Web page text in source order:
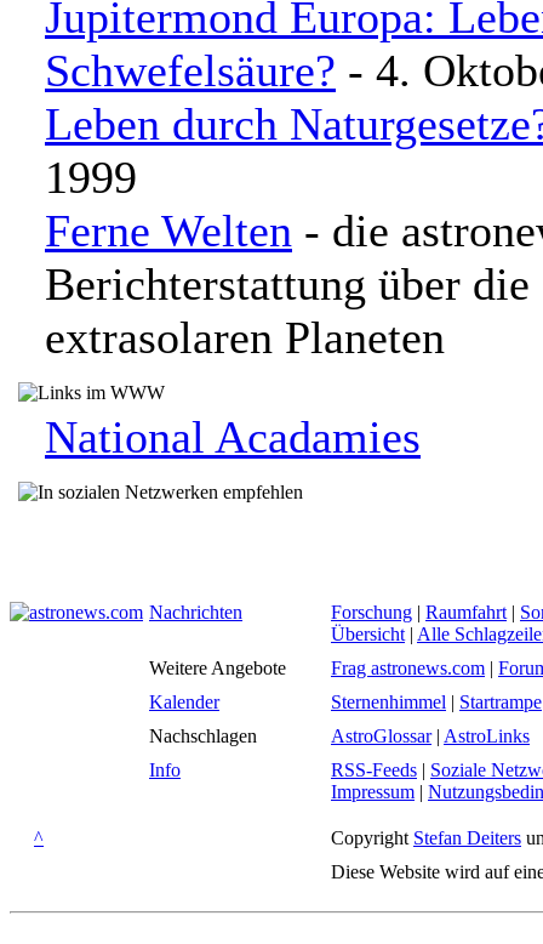
Jupitermond Europa:
Schwefelsäure? - 4.
Leben durch
1999
Ferne Welten - die
Berichterstattung über die
extrasolaren Planeten
National Acadamies
Nachrichten Forschung | Raumfahrt |
Übersicht | Alle
Weitere Angebote
Frag astronews.com |
Kalender
Sternenhimmel | Startrampe
Nachschlagen
AstroGlossar| AstroLinks
Info
RSS-Feeds | Soziale
Impressum |
^ Copyright Stefan Deiters
Diese Website wird auf